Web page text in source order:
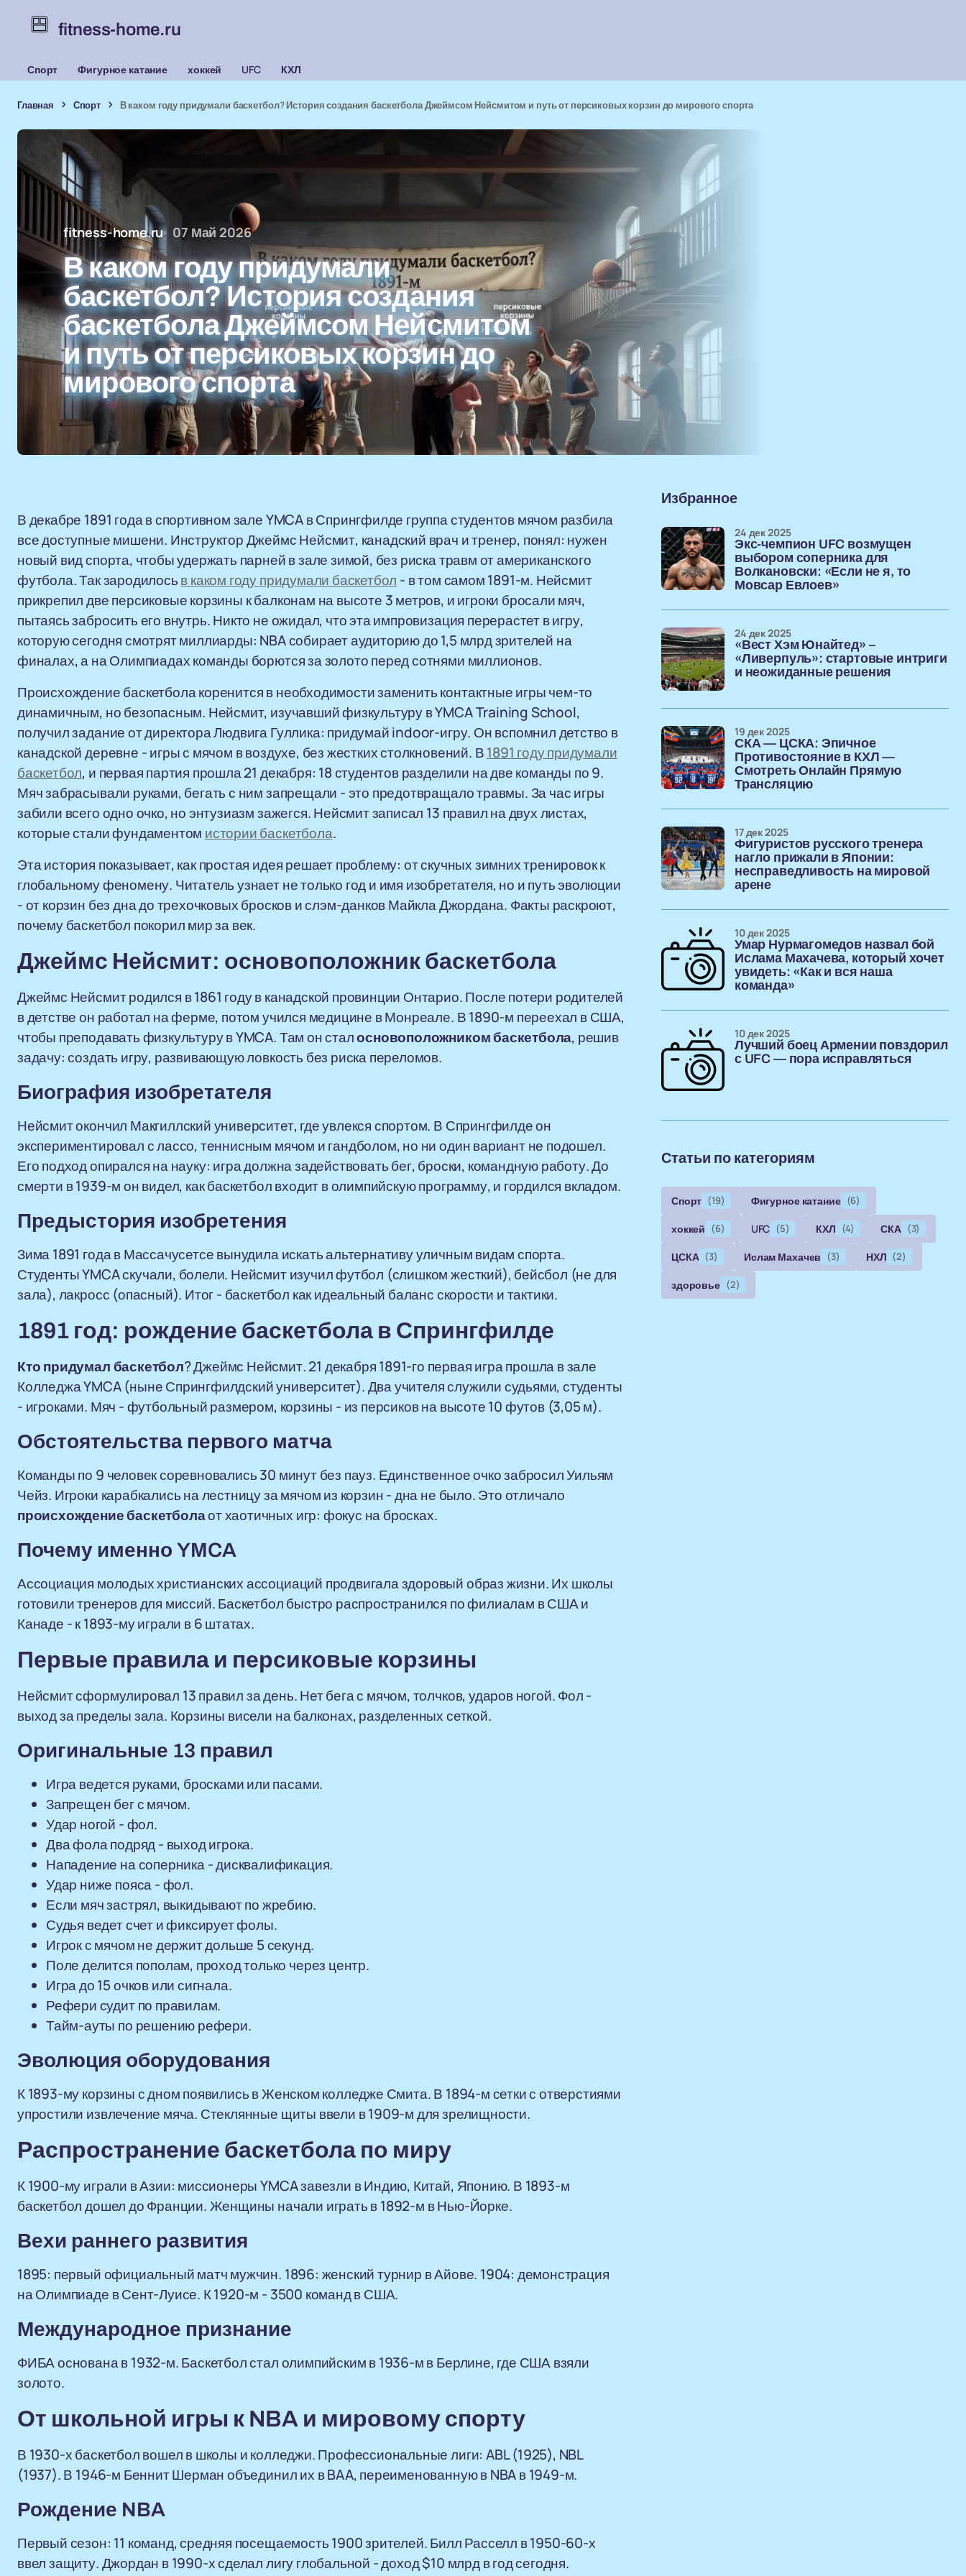
fitness-home.ru
Спорт Фигурное катание хоккей UFC КХЛ
Главная Спорт В каком году придумали баскетбол? История создания баскетбола Джеймсом Нейсмитом и путь от персиковых корзин до мирового спорта
fitness-home.ru 07 Май 2026
В каком году придумали
баскетбол? История создания
баскетбола Джеймсом Нейсмитом
и путь от персиковых корзин до
мирового спорта
В декабре 1891 года в спортивном зале YMCA в Спрингфилде группа студентов мячом разбила
все доступные мишени. Инструктор Джеймс Нейсмит, канадский врач и тренер, понял: нужен
новый вид спорта, чтобы удержать парней в зале зимой, без риска травм от американского
футбола. Так зародилосьв каком году придумали баскетбол - в том самом 1891-м. Нейсмит
прикрепил две персиковые корзины к балконам на высоте 3 метров, и игроки бросали мяч,
пытаясь забросить его внутрь. Никто не ожидал, что эта импровизация перерастет в игру,
которую сегодня смотрят миллиарды: NBA собирает аудиторию до 1,5 млрд зрителей на
финалах, а на Олимпиадах команды борются за золото перед сотнями миллионов.
Происхождение баскетбола коренится в необходимости заменить контактные игры чем-то
динамичным, но безопасным. Нейсмит, изучавший физкультуру в YMCA Training School,
получил задание от директора Людвига Гуллика: придумай indoor-игру. Он вспомнил детство в
канадской деревне - игры с мячом в воздухе, без жестких столкновений. В1891 году придумали
баскетбол, и первая партия прошла 21 декабря: 18 студентов разделили на две команды по 9.
Мяч забрасывали руками, бегать с ним запрещали - это предотвращало травмы. За час игры
забили всего одно очко, но энтузиазм зажегся. Нейсмит записал 13 правил на двух листах,
которые стали фундаментом истории баскетбола.
Эта история показывает, как простая идея решает проблему: от скучных зимних тренировок к
глобальному феномену. Читатель узнает не только год и имя изобретателя, но и путь эволюции
- от корзин без дна до трехочковых бросков и слэм-данков Майкла Джордана. Факты раскроют,
почему баскетбол покорил мир за век.
Джеймс Нейсмит: основоположник баскетбола
Джеймс Нейсмит родился в 1861 году в канадской провинции Онтарио. После потери родителей
в детстве он работал на ферме, потом учился медицине в Монреале. В 1890-м переехал в США,
чтобы преподавать физкультуру в YMCA. Там он сталосновоположником баскетбола, решив
задачу: создать игру, развивающую ловкость без риска переломов.
Биография изобретателя
Нейсмит окончил Макгиллский университет, где увлекся спортом. В Спрингфилде он
экспериментировал с лассо, теннисным мячом и гандболом, но ни один вариант не подошел.
Его подход опирался на науку: игра должна задействовать бег, броски, командную работу. До
смерти в 1939-м он видел, как баскетбол входит в олимпийскую программу, и гордился вкладом.
Предыстория изобретения
Зима 1891 года в Массачусетсе вынудила искать альтернативу уличным видам спорта.
Студенты YMCA скучали, болели. Нейсмит изучил футбол (слишком жесткий), бейсбол (не для
зала), лакросс (опасный). Итог - баскетбол как идеальный баланс скорости и тактики.
1891 год: рождение баскетбола в Спрингфилде
Кто придумал баскетбол? Джеймс Нейсмит. 21 декабря 1891-го первая игра прошла в зале
Колледжа YMCA (ныне Спрингфилдский университет). Два учителя служили судьями, студенты
- игроками. Мяч - футбольный размером, корзины - из персиков на высоте 10 футов (3,05 м).
Обстоятельства первого матча
Команды по 9 человек соревновались 30 минут без пауз. Единственное очко забросил Уильям
Чейз. Игроки карабкались на лестницу за мячом из корзин - дна не было. Это отличало
происхождение баскетболаот хаотичных игр: фокус на бросках.
Почему именно YMCA
Ассоциация молодых христианских ассоциаций продвигала здоровый образ жизни. Их школы
готовили тренеров для миссий. Баскетбол быстро распространился по филиалам в США и
Канаде - к 1893-му играли в 6 штатах.
Первые правила и персиковые корзины
Нейсмит сформулировал 13 правил за день. Нет бега с мячом, толчков, ударов ногой. Фол -
выход за пределы зала. Корзины висели на балконах, разделенных сеткой.
Оригинальные 13 правил
Игра ведется руками, бросками или пасами.
Запрещен бег с мячом.
Удар ногой - фол.
Два фола подряд - выход игрока.
Нападение на соперника - дисквалификация.
Удар ниже пояса - фол.
Если мяч застрял, выкидывают по жребию.
Судья ведет счет и фиксирует фолы.
Игрок с мячом не держит дольше 5 секунд.
Поле делится пополам, проход только через центр.
Игра до 15 очков или сигнала.
Рефери судит по правилам.
Тайм-ауты по решению рефери.
Эволюция оборудования
К 1893-му корзины с дном появились в Женском колледже Смита. В 1894-м сетки с отверстиями
упростили извлечение мяча. Стеклянные щиты ввели в 1909-м для зрелищности.
Распространение баскетбола по миру
К 1900-му играли в Азии: миссионеры YMCA завезли в Индию, Китай, Японию. В 1893-м
баскетбол дошел до Франции. Женщины начали играть в 1892-м в Нью-Йорке.
Вехи раннего развития
1895: первый официальный матч мужчин. 1896: женский турнир в Айове. 1904: демонстрация
на Олимпиаде в Сент-Луисе. К 1920-м - 3500 команд в США.
Международное признание
ФИБА основана в 1932-м. Баскетбол стал олимпийским в 1936-м в Берлине, где США взяли
золото.
От школьной игры к NBA и мировому спорту
В 1930-х баскетбол вошел в школы и колледжи. Профессиональные лиги: ABL (1925), NBL
(1937). В 1946-м Беннит Шерман объединил их в BAA, переименованную в NBA в 1949-м.
Рождение NBA
Первый сезон: 11 команд, средняя посещаемость 1900 зрителей. Билл Расселл в 1950-60-х
ввел защиту. Джордан в 1990-х сделал лигу глобальной - доход $10 млрд в год сегодня.
Избранное
Экс-чемпион UFC возмущен
выбором соперника для
Волкановски: «Если не я, то
Мовсар Евлоев»
24 дек 2025
«Вест Хэм Юнайтед» –
«Ливерпуль»: стартовые интриги
и неожиданные решения
24 дек 2025
СКА — ЦСКА: Эпичное
Противостояние в КХЛ —
Смотреть Онлайн Прямую
Трансляцию
19 дек 2025
Фигуристов русского тренера
нагло прижали в Японии:
несправедливость на мировой
арене
17 дек 2025
Умар Нурмагомедов назвал бой
Ислама Махачева, который хочет
увидеть: «Как и вся наша
команда»
10 дек 2025
Лучший боец Армении повздорил
с UFC — пора исправляться
10 дек 2025
Статьи по категориям
Спорт (19) Фигурное катание (6)
хоккей (6) UFC (5) КХЛ (4) СКА (3)
ЦСКА (3) Ислам Махачев (3) НХЛ (2)
здоровье (2)